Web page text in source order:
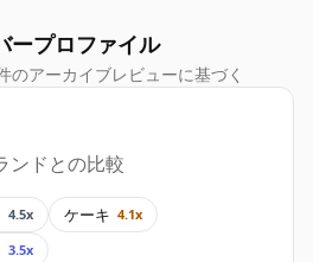
ープロファイル
のアーカイブレビューに基づく
ンドとの比較
4.5x ケーキ 4.1x
3.5x